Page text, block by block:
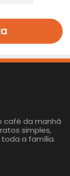
café da manhã
simples,
a família.